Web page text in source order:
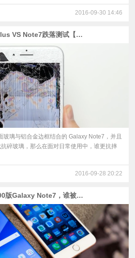
2016-09-30 14:46
谁更耐砸？iPhone 7 Plus VS Note7跌落测试【搞机啦字幕组】
璃与铝合金边框结合的 Galaxy Note7，并且
碎玻璃，那么在面对日常使用中，谁更抗摔
2016-09-28 20:22
iPhone 7 Plus决战8890版Galaxy Note7，谁被完虐？